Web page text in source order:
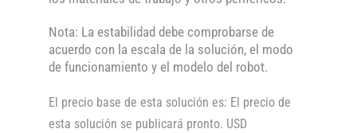
Nota: La estabilidad debe comprobarse de
acuerdo con la escala de la solución, el modo
de funcionamiento y el modelo del robot.
El precio base de esta solución es: El precio de
esta solución se publicará pronto. USD